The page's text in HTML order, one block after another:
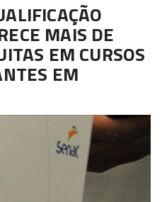
MAIS DE
EM CURSOS
EM